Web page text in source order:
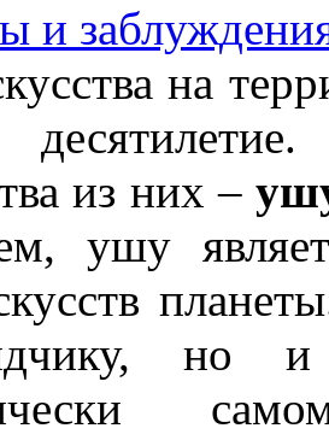
и
на
из них –
ушу
но и